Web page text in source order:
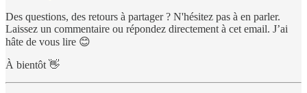
Des questions, des retours à partager ? N'hésitez pas à en parler.
Laissez un commentaire ou répondez directement à cet email. J’ai
hâte de vous lire 😊
À bientôt 👋